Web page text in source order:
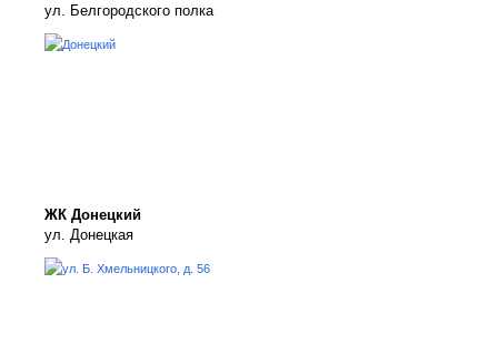
ул. Белгородского полка
ЖК Донецкий
ул. Донецкая